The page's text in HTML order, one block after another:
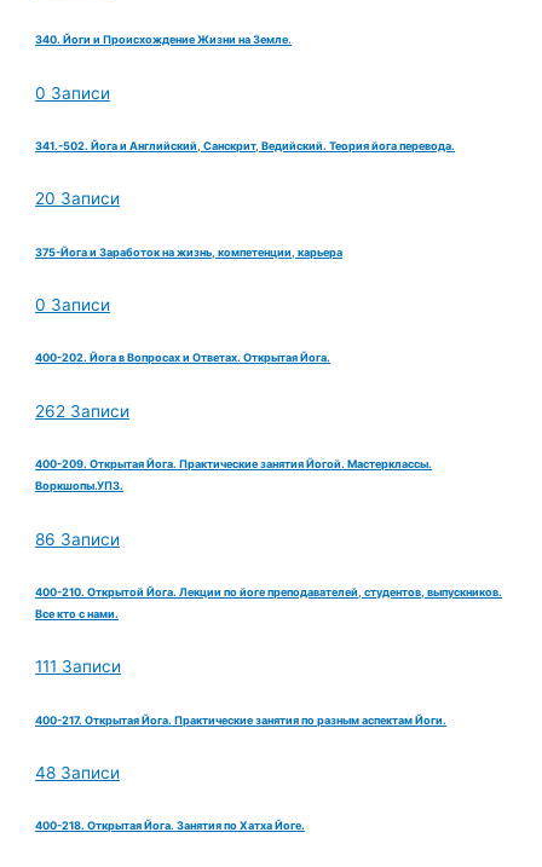
340. Йоги и Происхождение Жизни на Земле.
0 Записи
341.-502. Йога и Английский, Санскрит, Ведийский. Теория йога перевода.
20 Записи
375-Йога и Заработок на жизнь, компетенции, карьера
0 Записи
400-202. Йога в Вопросах и Ответах. Открытая Йога.
262 Записи
400-209. Открытая Йога. Практические занятия Йогой. Мастерклассы.
Воркшопы.УПЗ.
86 Записи
400-210. Открытой Йога. Лекции по йоге преподавателей, студентов, выпускников.
Все кто с нами.
111 Записи
400-217. Открытая Йога. Практические занятия по разным аспектам Йоги.
48 Записи
400-218. Открытая Йога. Занятия по Хатха Йоге.